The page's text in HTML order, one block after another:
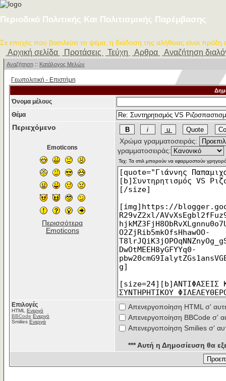
Περιοδικό Πολιτικής Και Πολιτισμικής Παρέμβασης
Σε εποχές που βασιλεύει το ψέμα, η διάδοση της αλήθειας είναι πράξη
Αρχική σελίδα Προτάσεις Τεύχη Αρθρα Αναζήτηση
Αναζήτηση :: Κατάλογος Μελών
Γεωπολιτική - Επιστήμη
Όνομα μέλους
Θέμα
Περιεχόμενο
Emoticons
Περισσότερα
Emoticons
Χρώμα γραμματοσειράς:
γραμματοσειράς:
Επιλογές
HTML Ενεργό
BBCode Ενεργό
Smilies Ενεργά
Απενεργοποίηση HTML σ'
Απενεργοποίηση BBCode σ'
Απενεργοποίηση Smilies σ'
*** Αυτή η Δημοσίευση θα